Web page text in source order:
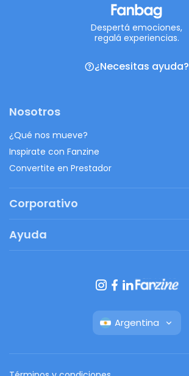
Despertá emociones,
regalá experiencias.
¿Necesitas ayuda?
Nosotros
¿Qué nos mueve?
Inspirate con Fanzine
Convertite en Prestador
Corporativo
Regalos originales
Ayuda
Botón de arrepentimiento
Argentina